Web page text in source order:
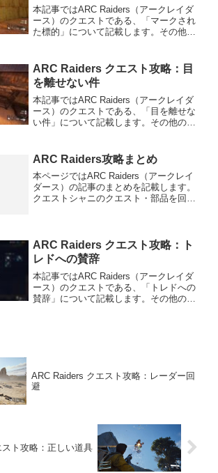
本記事ではARC Raiders（アークレイダ
ース）のクエストである、「マークされ
た標的」について記載します。その他の
クされた標的の内容ARC Raiders...
ARC Raiders クエスト攻略：目
を離せない件
本記事ではARC Raiders（アークレイダ
ース）のクエストである、「目を離せな
い件」について記載します。その他の情
せない件の内容ARC Raidersのク...
ARC Raiders攻略まとめ
本ページではARC Raiders（アークレイ
ダース）の記事のまとめを記載します。
クエストシャニのクエスト・部品を回
のバロン・混合信...
ARC Raiders クエスト攻略：ト
レドへの賛辞
本記事ではARC Raiders（アークレイダ
ース）のクエストである、「トレドへの
賛辞」について記載します。その他の情
ARC Raiders クエスト攻略：レーダー回
避
ト攻略：正しい道具